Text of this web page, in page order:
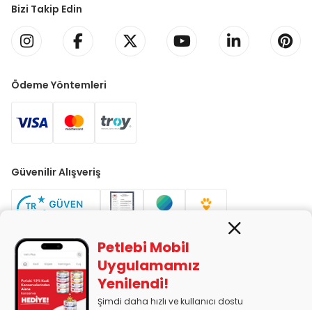
Bizi Takip Edin
Ödeme Yöntemleri
Güvenilir Alışveriş
PETLEBİ EVCİL HAYVAN ÜRÜNLERİ PAZ. SAN. TİC. LTD. ŞTİ. Alaşarköy
Mah. 1. Alaşar Cad. No: 9 Osmangazi/Bursa
Petlebi Mobil
Uygulamamız
Yenilendi!
Şimdi daha hızlı ve kullanıcı dostu